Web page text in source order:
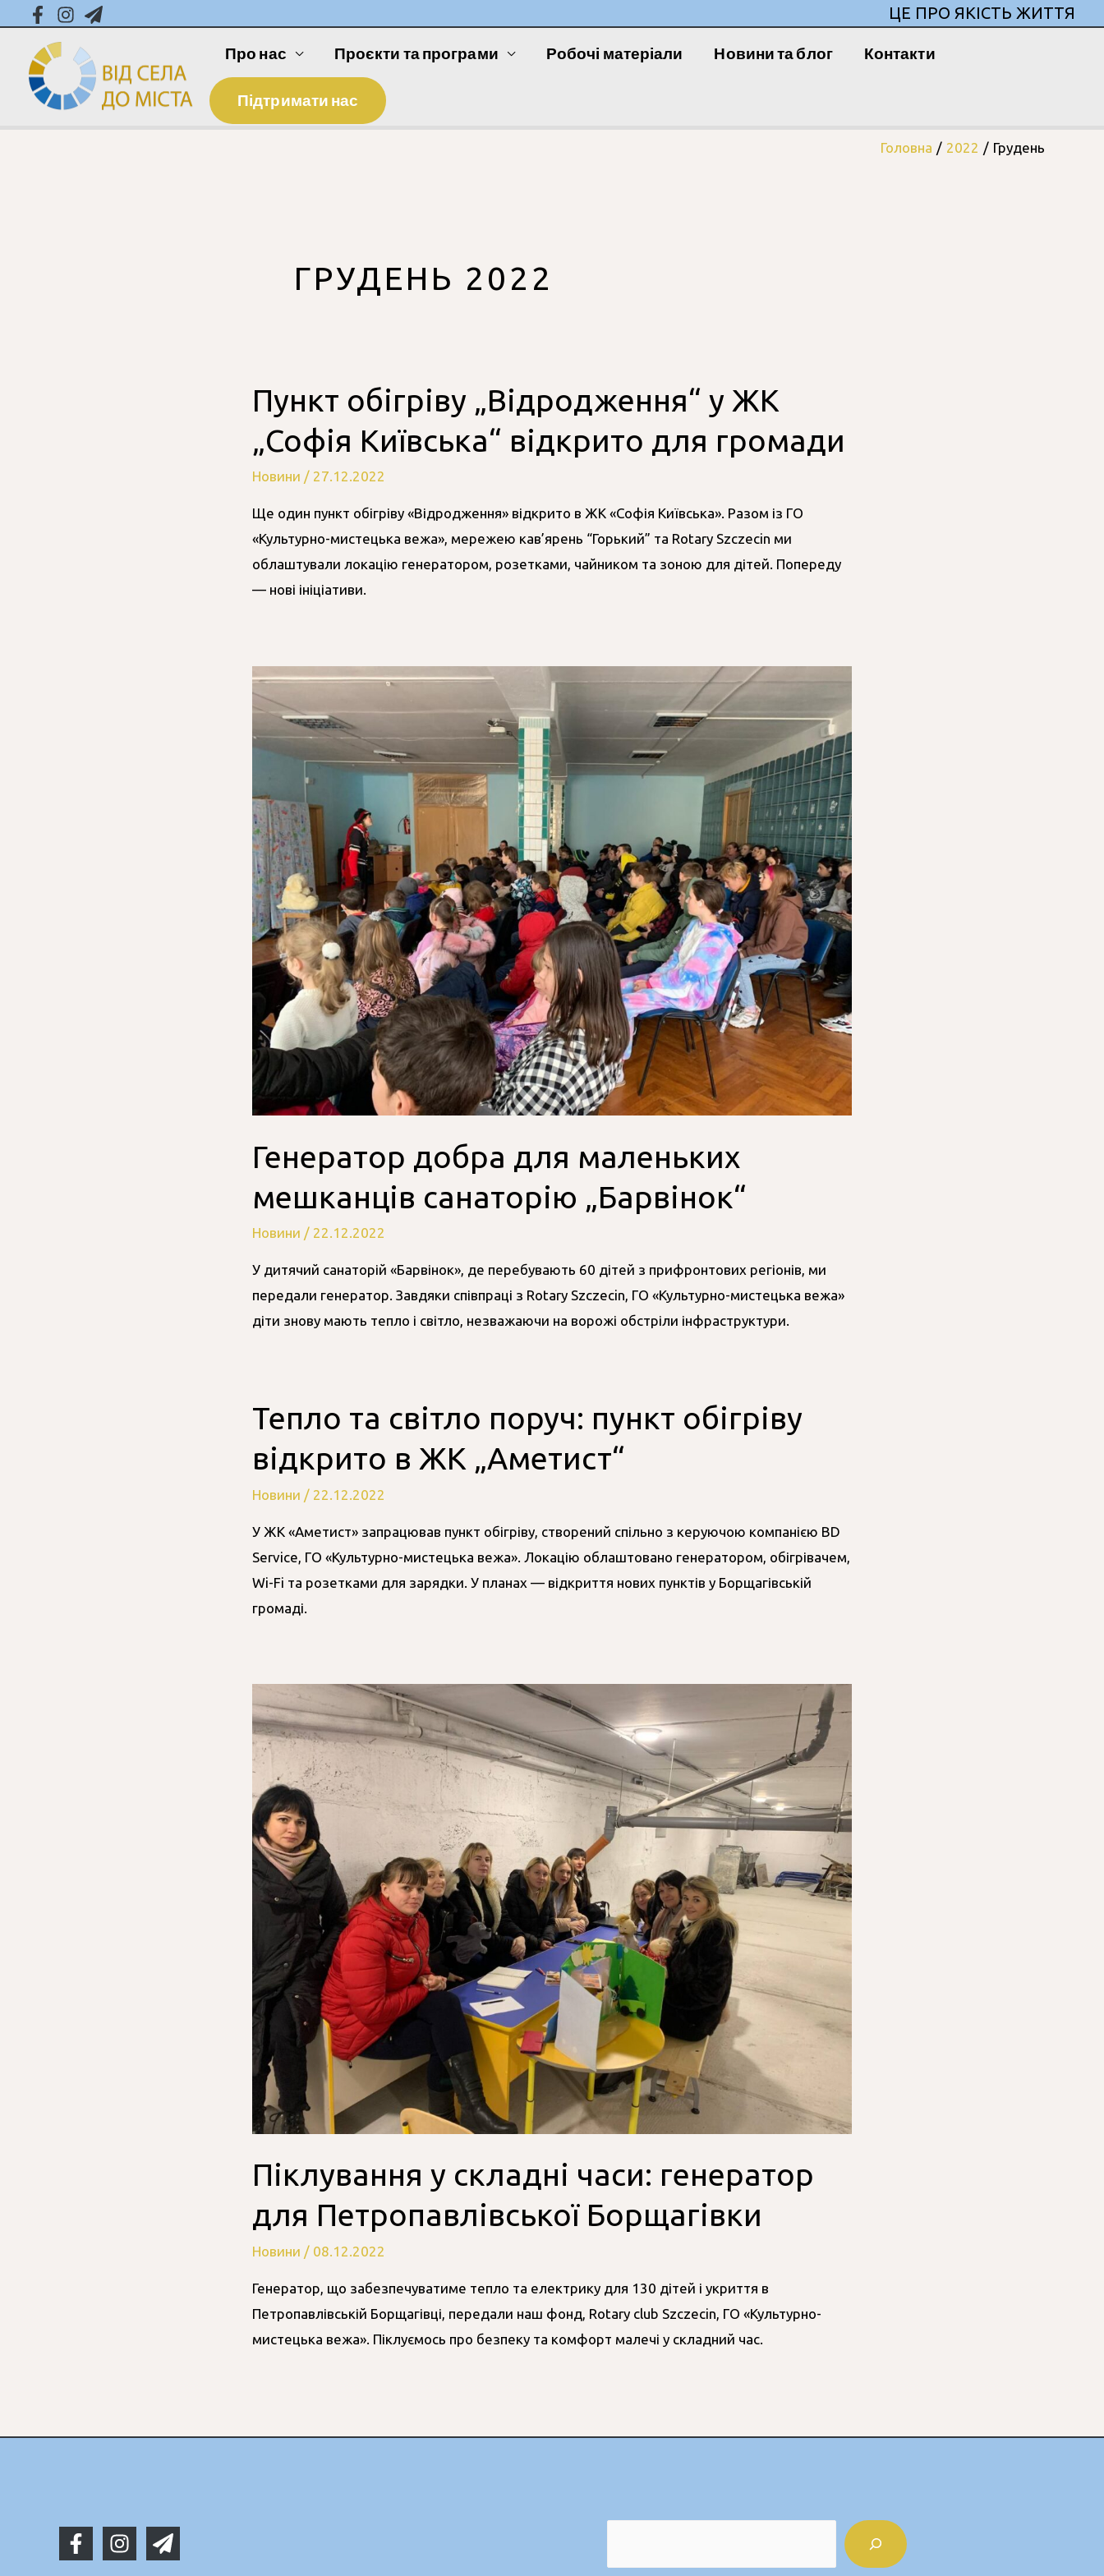
ЦЕ ПРО ЯКІСТЬ ЖИТТЯ
Про нас Проєкти та програми Робочі матеріали Новини та блог Контакти
Підтримати нас
Головна 2022 Грудень
ГРУДЕНЬ 2022
Пункт обігріву „Відродження“ у ЖК
„Софія Київська“ відкрито для громади
Новини / 27.12.2022
Ще один пункт обігріву «Відродження» відкрито в ЖК «Софія Київська». Разом із ГО
«Культурно-мистецька вежа», мережею кав’ярень “Горький” та Rotary Szczecin ми
облаштували локацію генератором, розетками, чайником та зоною для дітей. Попереду
— нові ініціативи.
Генератор добра для маленьких
мешканців санаторію „Барвінок“
Новини / 22.12.2022
У дитячий санаторій «Барвінок», де перебувають 60 дітей з прифронтових регіонів, ми
передали генератор. Завдяки співпраці з Rotary Szczecin, ГО «Культурно-мистецька вежа»
діти знову мають тепло і світло, незважаючи на ворожі обстріли інфраструктури.
Тепло та світло поруч: пункт обігріву
відкрито в ЖК „Аметист“
Новини / 22.12.2022
У ЖК «Аметист» запрацював пункт обігріву, створений спільно з керуючою компанією BD
Service, ГО «Культурно-мистецька вежа». Локацію облаштовано генератором, обігрівачем,
Wi-Fi та розетками для зарядки. У планах — відкриття нових пунктів у Борщагівській
громаді.
Піклування у складні часи: генератор
для Петропавлівської Борщагівки
Новини / 08.12.2022
Генератор, що забезпечуватиме тепло та електрику для 130 дітей і укриття в
Петропавлівській Борщагівці, передали наш фонд, Rotary club Szczecin, ГО «Культурно-
мистецька вежа». Піклуємось про безпеку та комфорт малечі у складний час.